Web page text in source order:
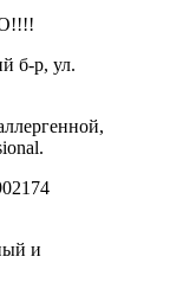
б-р, ул.
и